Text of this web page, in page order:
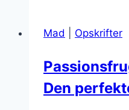
der
Mad Opskrifter
Den